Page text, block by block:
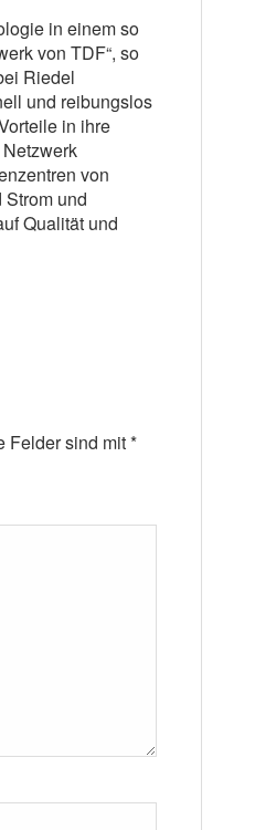
in einem so
von TDF“, so
Riedel
und reibungslos
in ihre
von
und
Qualität und
Felder sind mit*